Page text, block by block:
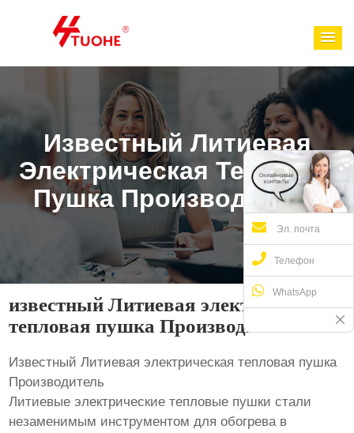
Известный Литиевая
Электрическая Тепловая
Пушка Производитель
известный Литиевая электрическая
тепловая пушка Производитель
Известный Литиевая электрическая тепловая пушка
Производитель
Литиевые электрические тепловые пушки стали
незаменимым инструментом для обогрева в
Эл. почта
Телефон
WhatsApp